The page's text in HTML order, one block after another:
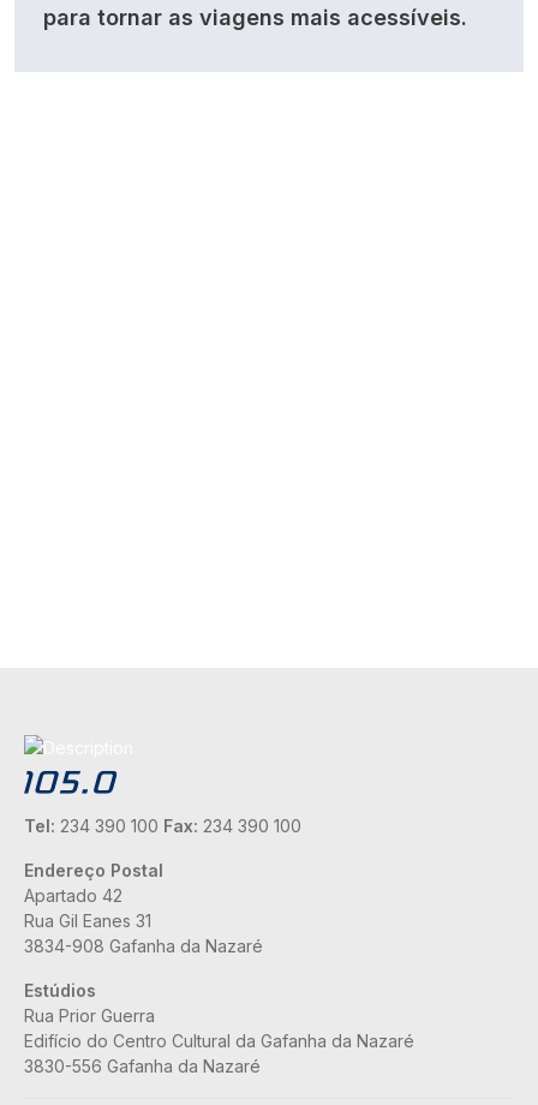
para tornar as viagens mais acessíveis.
Tel: 234 390 100 Fax: 234 390 100
Endereço Postal
Apartado 42
Rua Gil Eanes 31
3834-908 Gafanha da Nazaré
Estúdios
Rua Prior Guerra
Edifício do Centro Cultural da Gafanha da Nazaré
3830-556 Gafanha da Nazaré